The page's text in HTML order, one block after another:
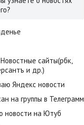
сайты(рбк,
и др.)
Яндекс новости
на группы в Телеграмм
новости на Ютуб